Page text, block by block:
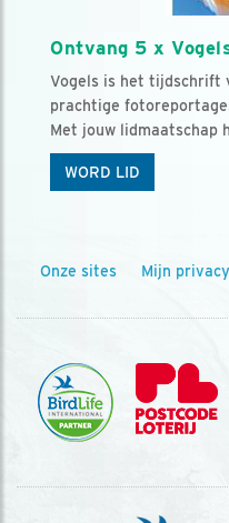
Ontvang 5 x
Vogels is het tijdschrift
prachtige
Met jouw lidmaatschap
WORD LID
Onze sites Mijn privacy